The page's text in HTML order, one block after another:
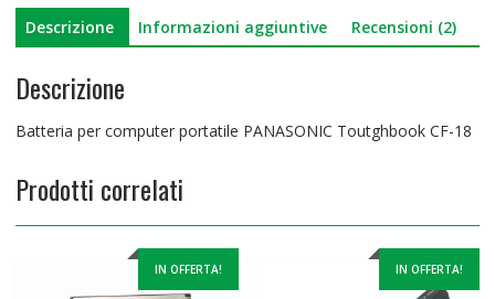
Descrizione Informazioni aggiuntive Recensioni (2)
Descrizione
Batteria per computer portatile PANASONIC Toutghbook CF-18
Prodotti correlati
IN OFFERTA! IN OFFERTA!